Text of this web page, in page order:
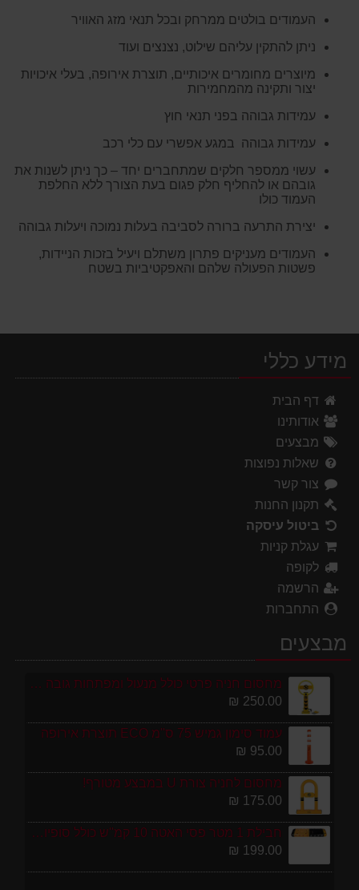
העמודים בולטים ממרחק ובכל תנאי מזג האוויר
ניתן להתקין עליהם שילוט, נצנצים ועוד
מיוצרים מחומרים איכותיים, תוצרת אירופה, בעלי איכויות
יצור ותקינה מהמחמירות
עמידות גבוהה בפני תנאי חוץ
עמידות גבוהה במגע אפשרי עם כלי רכב
עשוי ממספר חלקים שמתחברים יחד – כך ניתן לשנות את
גובהם או להחליף חלק פגום בעת הצורך ללא החלפת
העמוד כולו
יצירת התרעה ברורה לסביבה בעלות נמוכה ויעלות גבוהה
העמודים מעניקים פתרון משתלם ויעיל בזכות הניידות,
פשטות הפעולה שלהם והאפקטיביות בשטח
מידע כללי
דף הבית
אודותינו
מבצעים
שאלות נפוצות
צור קשר
תקנון החנות
ביטול עיסקה
עגלת קניות
לקופה
הרשמה
התחברות
מבצעים
מחסום חניה פרטי כולל מנעול ומפתחות גובה 70 ס"מ
250.00 ₪
עמוד סימון גמיש 75 ס''מ ECO תוצרת אירופה
95.00 ₪
מחסום לחניה צורת U במבצע מטורף!
175.00 ₪
חבילת 1 מטר פסי האטה 10 קמ''ש כולל סופיות מפלסטיק
199.00 ₪